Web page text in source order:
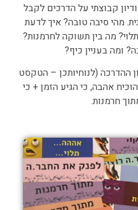
קבוצתי על הדרכים לקבל
מהי סיבה טובה? איך לדעת
מה בין תשוקה לחרמנות?
ומה בעניין כיף?
ההדרכה (לנוחיותכן – הטקסט
אהבה, כי הגיע הזמן + כי
חרמנות.